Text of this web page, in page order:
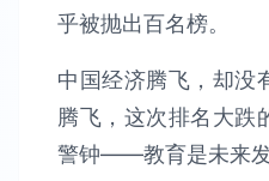
乎被抛出百名榜。
中国经济腾飞，却没
腾飞，这次排名大跌
警钟——教育是未来发